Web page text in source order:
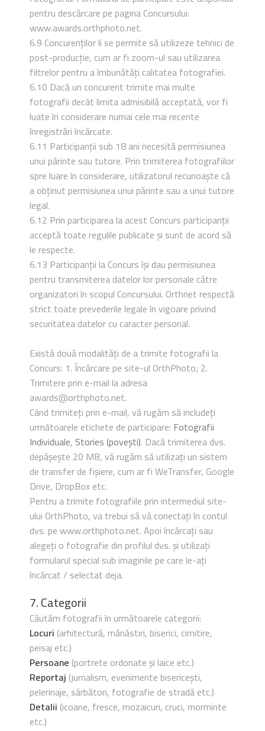
pentru descărcare pe pagina Concursului:
www.awards.orthphoto.net.
6.9 Concurenților li se permite să utilizeze tehnici de
post-producție, cum ar fi zoom-ul sau utilizarea
filtrelor pentru a îmbunătăți calitatea fotografiei.
6.10 Dacă un concurent trimite mai multe
fotografii decât limita admisibilă acceptată, vor fi
luate în considerare numai cele mai recente
înregistrări încărcate.
6.11 Participanții sub 18 ani necesită permisiunea
unui părinte sau tutore. Prin trimiterea fotografiilor
spre luare în considerare, utilizatorul recunoaște că
a obținut permisiunea unui părinte sau a unui tutore
legal.
6.12 Prin participarea la acest Concurs participanții
acceptă toate regulile publicate și sunt de acord să
le respecte.
6.13 Participanții la Concurs își dau permisiunea
pentru transmiterea datelor lor personale către
organizatori în scopul Concursului. Orthnet respectă
strict toate prevederile legale în vigoare privind
securitatea datelor cu caracter personal.
Există două modalități de a trimite fotografii la
Concurs: 1. Încărcare pe site-ul OrthPhoto; 2.
Trimitere prin e-mail la adresa
awards@orthphoto.net.
Când trimiteți prin e-mail, vă rugăm să includeți
următoarele etichete de participare: Fotografii
Individuale,Stories (povești). Dacă trimiterea dvs.
depășește 20 MB, vă rugăm să utilizați un sistem
de transfer de fișiere, cum ar fi WeTransfer, Google
Drive, DropBox etc.
Pentru a trimite fotografiile prin intermediul site-
ului OrthPhoto, va trebui să vă conectați în contul
dvs. pe www.orthphoto.net. Apoi încărcați sau
alegeți o fotografie din profilul dvs. și utilizați
formularul special sub imaginile pe care le-ați
încărcat / selectat deja.
7. Categorii
Căutăm fotografii în următoarele categorii:
Locuri (arhitectură, mănăstiri, biserici, cimitire,
peisaj etc.)
Persoane (portrete ordonate și laice etc.)
Reportaj (jurnalism, evenimente bisericești,
pelerinaje, sărbători, fotografie de stradă etc.)
Detalii (icoane, fresce, mozaicuri, cruci, morminte
etc.)